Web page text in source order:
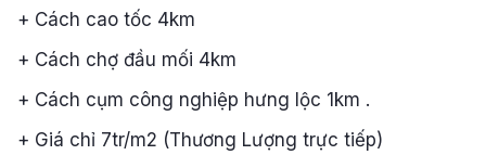
+ Cách cao tốc 4km
+ Cách chợ đầu mối 4km
+ Cách cụm công nghiệp hưng lộc 1km .
+ Giá chỉ 7tr/m2 (Thương Lượng trực tiếp)